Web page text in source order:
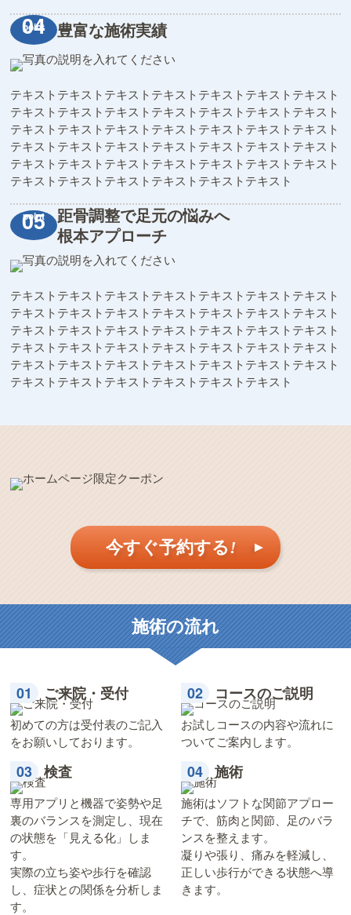
豊富な施術実績
テキストテキストテキストテキストテキストテキストテキスト
テキストテキストテキストテキストテキストテキストテキスト
テキストテキストテキストテキストテキストテキストテキスト
テキストテキストテキストテキストテキストテキストテキスト
テキストテキストテキストテキストテキストテキストテキスト
テキストテキストテキストテキストテキストテキスト
距骨調整で足元の悩みへ
根本アプローチ
テキストテキストテキストテキストテキストテキストテキスト
テキストテキストテキストテキストテキストテキストテキスト
テキストテキストテキストテキストテキストテキストテキスト
テキストテキストテキストテキストテキストテキストテキスト
テキストテキストテキストテキストテキストテキストテキスト
テキストテキストテキストテキストテキストテキスト
今すぐ予約する!
施術の流れ
ご来院・受付
初めての方は受付表のご記入
をお願いしております。
コースのご説明
お試しコースの内容や流れに
ついてご案内します。
検査
専用アプリと機器で姿勢や足
裏のバランスを測定し、現在
の状態を「見える化」しま
す。
実際の立ち姿や歩行を確認
し、症状との関係を分析しま
す。
施術
施術はソフトな関節アプロー
チで、筋肉と関節、足のバラ
ンスを整えます。
凝りや張り、痛みを軽減し、
正しい歩行ができる状態へ導
きます。